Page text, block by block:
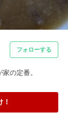
フォローする
の定番。